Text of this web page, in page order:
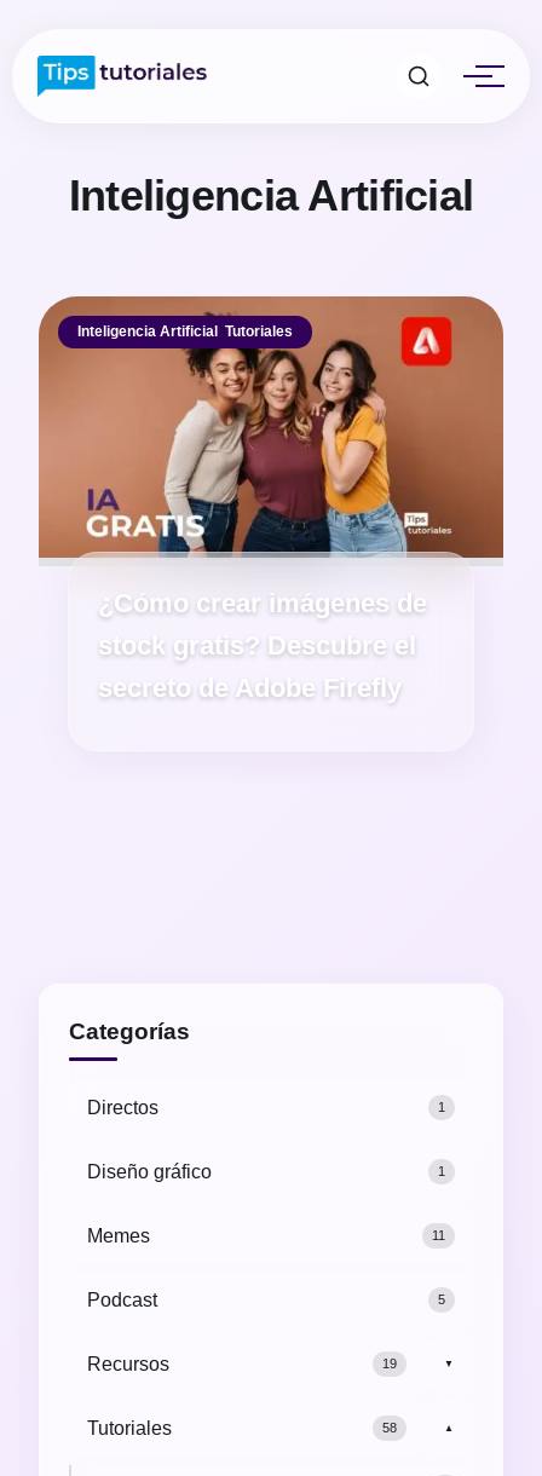
Inteligencia Artificial
Inteligencia Artificial , Tutoriales
¿Cómo crear imágenes de
stock gratis? Descubre el
secreto de Adobe Firefly
Categorías
Directos 1
Diseño gráfico 1
Memes 11
Podcast 5
Recursos 19 ▼
Tutoriales 58 ▼